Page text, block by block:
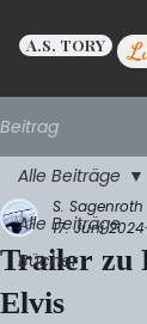
A.S. TORY
Beitrag
Alle Beiträge
Bücher
Alle Beiträge
Trailer zu
Elvis
S. Sagenroth
17. Juni 2024